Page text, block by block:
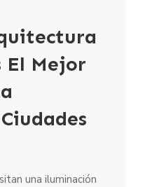
El Mejor
una iluminación